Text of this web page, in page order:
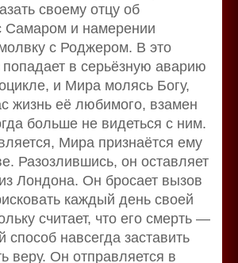
своему отцу об
Самаром и намерении
с Роджером. В это
в серьёзную аварию
и Мира молясь Богу,
жизнь её любимого, взамен
больше не видеться с ним.
Мира признаётся ему
Разозлившись, он оставляет
Лондона. Он бросает вызов
каждый день своей
считает, что его смерть —
способ навсегда заставить
веру. Он отправляется в